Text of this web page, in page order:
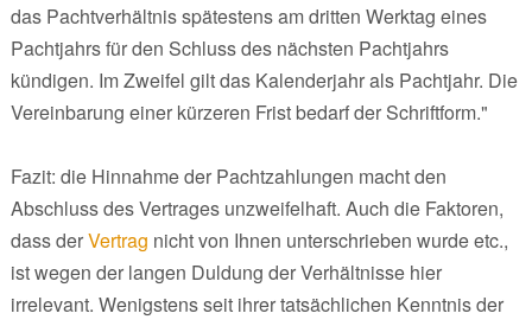
das Pachtverhältnis spätestens am dritten Werktag eines
Pachtjahrs für den Schluss des nächsten Pachtjahrs
kündigen. Im Zweifel gilt das Kalenderjahr als Pachtjahr. Die
Vereinbarung einer kürzeren Frist bedarf der Schriftform."
Fazit: die Hinnahme der Pachtzahlungen macht den
Abschluss des Vertrages unzweifelhaft. Auch die Faktoren,
dass derVertrag nicht von Ihnen unterschrieben wurde etc.,
ist wegen der langen Duldung der Verhältnisse hier
irrelevant. Wenigstens seit ihrer tatsächlichen Kenntnis der